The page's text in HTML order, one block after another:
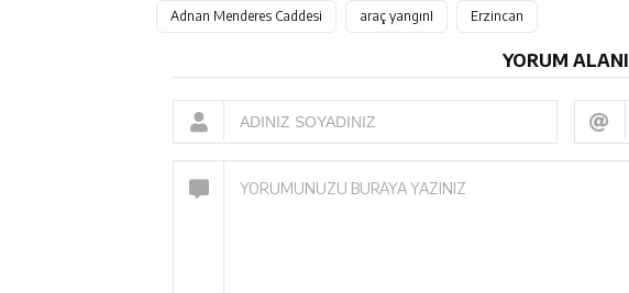
Adnan Menderes Caddesi araç yangınI Erzincan
YORUM ALANI